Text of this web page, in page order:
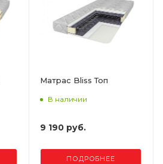
Матрас Bliss Топ
В наличии
9 190 руб.
ПОДРОБНЕЕ